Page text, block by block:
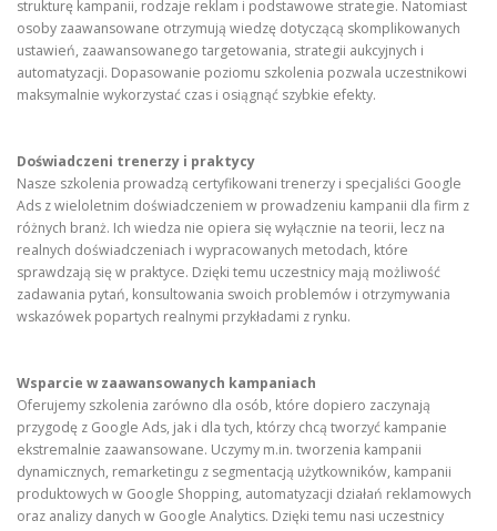
strukturę kampanii, rodzaje reklam i podstawowe strategie. Natomiast
osoby zaawansowane otrzymują wiedzę dotyczącą skomplikowanych
ustawień, zaawansowanego targetowania, strategii aukcyjnych i
automatyzacji. Dopasowanie poziomu szkolenia pozwala uczestnikowi
maksymalnie wykorzystać czas i osiągnąć szybkie efekty.
Doświadczeni trenerzy i praktycy
Nasze szkolenia prowadzą certyfikowani trenerzy i specjaliści Google
Ads z wieloletnim doświadczeniem w prowadzeniu kampanii dla firm z
różnych branż. Ich wiedza nie opiera się wyłącznie na teorii, lecz na
realnych doświadczeniach i wypracowanych metodach, które
sprawdzają się w praktyce. Dzięki temu uczestnicy mają możliwość
zadawania pytań, konsultowania swoich problemów i otrzymywania
wskazówek popartych realnymi przykładami z rynku.
Wsparcie w zaawansowanych kampaniach
Oferujemy szkolenia zarówno dla osób, które dopiero zaczynają
przygodę z Google Ads, jak i dla tych, którzy chcą tworzyć kampanie
ekstremalnie zaawansowane. Uczymy m.in. tworzenia kampanii
dynamicznych, remarketingu z segmentacją użytkowników, kampanii
produktowych w Google Shopping, automatyzacji działań reklamowych
oraz analizy danych w Google Analytics. Dzięki temu nasi uczestnicy